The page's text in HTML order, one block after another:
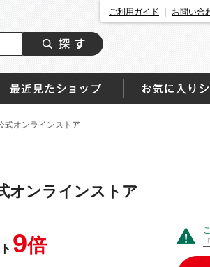
ご利用ガイド お問い合
式オンラインストア
オンラインストア
9倍